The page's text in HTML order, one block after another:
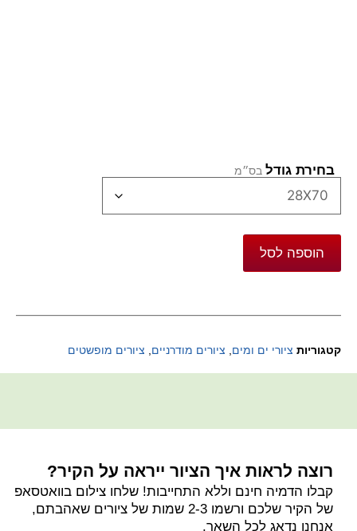
בחירת גודל
הוספה לסל
קטגוריות ציורי ים ומים, ציורים מודרניים, ציורים מופשטים
רוצה לראות איך הציור ייראה על הקיר?
קבלו הדמיה חינם וללא התחייבות! שלחו צילום בוואטסאפ
של הקיר שלכם ורשמו 2-3 שמות של ציורים שאהבתם,
אנחנו נדאג לכל השאר.